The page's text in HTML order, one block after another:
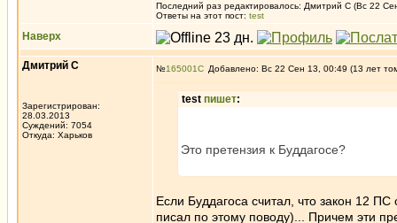
Последний раз редактировалось: Дмитрий С (Вс 22
Ответы на этот пост: test
Наверх
Дмитрий С
Зарегистрирован:
28.03.2013
Суждений: 7054
Откуда: Харьков
№165001 Добавлено: Вс 22 Сен 13, 00:49 (13 лет
test пишет:
Это претензия к Буддагосе?
Если Буддагоса считал, что закон 12
писал по этому поводу)... Причем эти